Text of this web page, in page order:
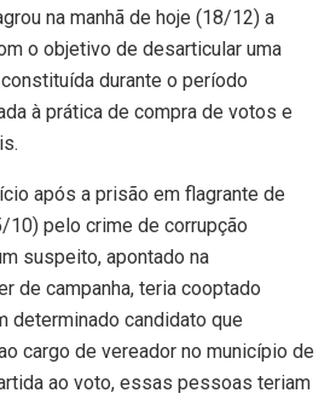
na manhã de hoje (18/12) a
o objetivo de desarticular uma
durante o período
à prática de compra de votos e
após a prisão em flagrante de
pelo crime de corrupção
suspeito, apontado na
de campanha, teria cooptado
determinado candidato que
cargo de vereador no município de
ao voto, essas pessoas teriam